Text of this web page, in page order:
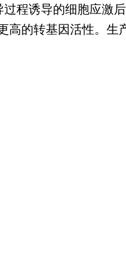
程诱导的细胞应激
高的转基因活性。
量分